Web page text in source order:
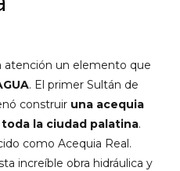
atención un elemento que
. El primer Sultán de
construir una acequia
la ciudad palatina.
como Acequia Real.
increíble obra hidráulica y